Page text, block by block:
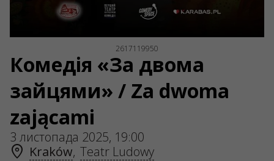
2617119950
Комедія «За двома
зайцями» / Za dwoma
zającami
3 листопада 2025, 19:00
Kraków, Teatr Ludowy